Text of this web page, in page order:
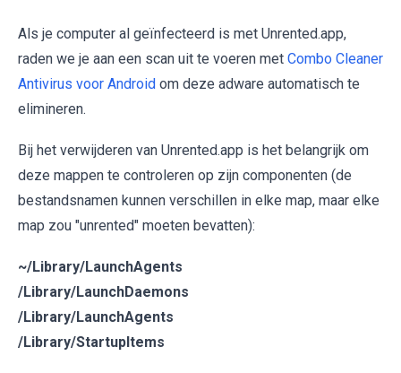
Als je computer al geïnfecteerd is met Unrented.app,
raden we je aan een scan uit te voeren met Combo Cleaner
Antivirus voor Android om deze adware automatisch te
elimineren.
Bij het verwijderen van Unrented.app is het belangrijk om
deze mappen te controleren op zijn componenten (de
bestandsnamen kunnen verschillen in elke map, maar elke
map zou "unrented" moeten bevatten):
~/Library/LaunchAgents
/Library/LaunchDaemons
/Library/LaunchAgents
/Library/StartupItems